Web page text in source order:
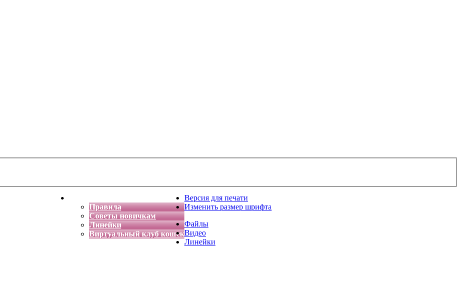
Детская фантазия
Правила
Советы новичкам
Линейки
Виртуальный клуб кошек
Версия для печати
Изменить размер шрифта
Файлы
Видео
Линейки